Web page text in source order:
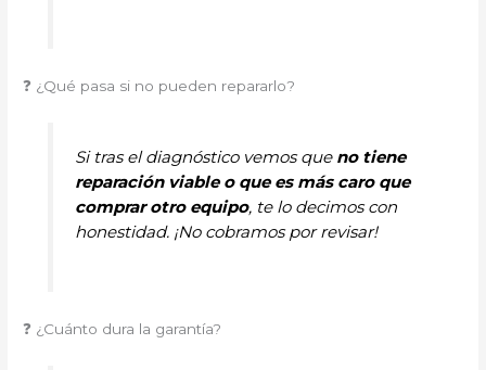
❓ ¿Qué pasa si no pueden repararlo?
Si tras el diagnóstico vemos que no tiene
reparación viable o que es más caro que
comprar otro equipo, te lo decimos con
honestidad. ¡No cobramos por revisar!
❓ ¿Cuánto dura la garantía?